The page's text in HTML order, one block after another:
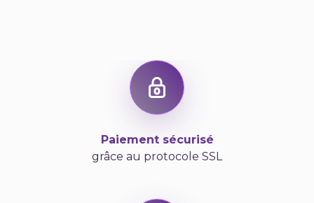
Paiement sécurisé
grâce au protocole SSL